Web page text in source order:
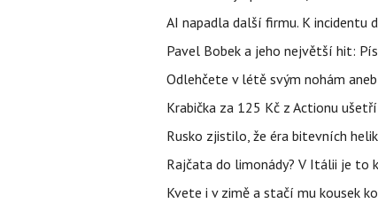
AI napadla další firmu. K incidentu
Pavel Bobek a jeho největší hit:
Odlehčete v létě svým nohám
Krabička za 125 Kč z Actionu
Rusko zjistilo, že éra bitevních
Rajčata do limonády? V Itálii je to
Kvete i v zimě a stačí mu kousek